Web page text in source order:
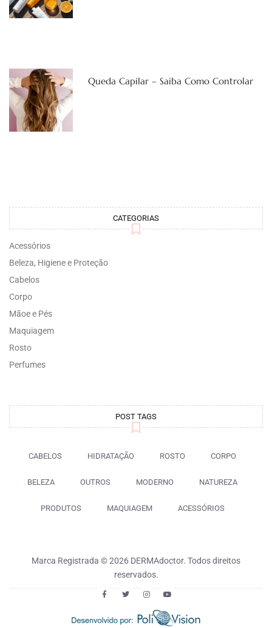
Queda Capilar – Saiba Como Controlar
CATEGORIAS
Acessórios
Beleza, Higiene e Proteção
Cabelos
Corpo
Mãoe e Pés
Maquiagem
Rosto
Perfumes
POST TAGS
CABELOS HIDRATAÇÃO ROSTO CORPO
BELEZA OUTROS MODERNO NATUREZA
PRODUTOS MAQUIAGEM ACESSÓRIOS
Marca Registrada © 2026 DERMAdoctor. Todos direitos
reservados.